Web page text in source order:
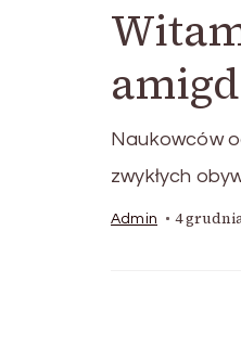
Naukowców
zwykłych
Admin 4